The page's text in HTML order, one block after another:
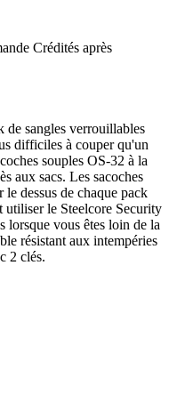
Crédités après
de sangles verrouillables
difficiles à couper qu'un
souples OS-32 à la
aux sacs. Les sacoches
dessus de chaque pack
utiliser le Steelcore Security
lorsque vous êtes loin de la
résistant aux intempéries
2 clés.